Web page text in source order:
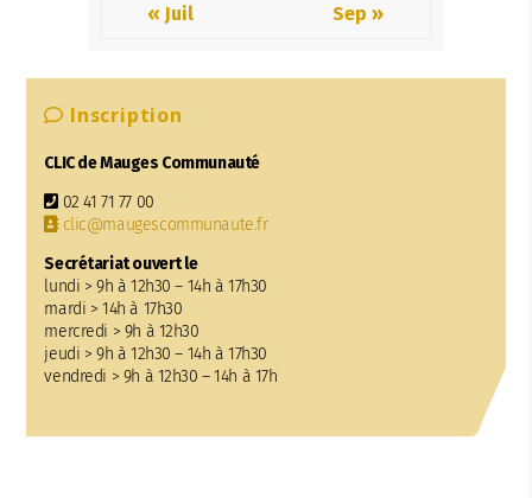
« Juil Sep »
Inscription
CLIC de Mauges Communauté
02 41 71 77 00
clic@maugescommunaute.fr
Secrétariat ouvert le
lundi > 9h à 12h30 – 14h à 17h30
mardi > 14h à 17h30
mercredi > 9h à 12h30
jeudi > 9h à 12h30 – 14h à 17h30
vendredi > 9h à 12h30 – 14h à 17h